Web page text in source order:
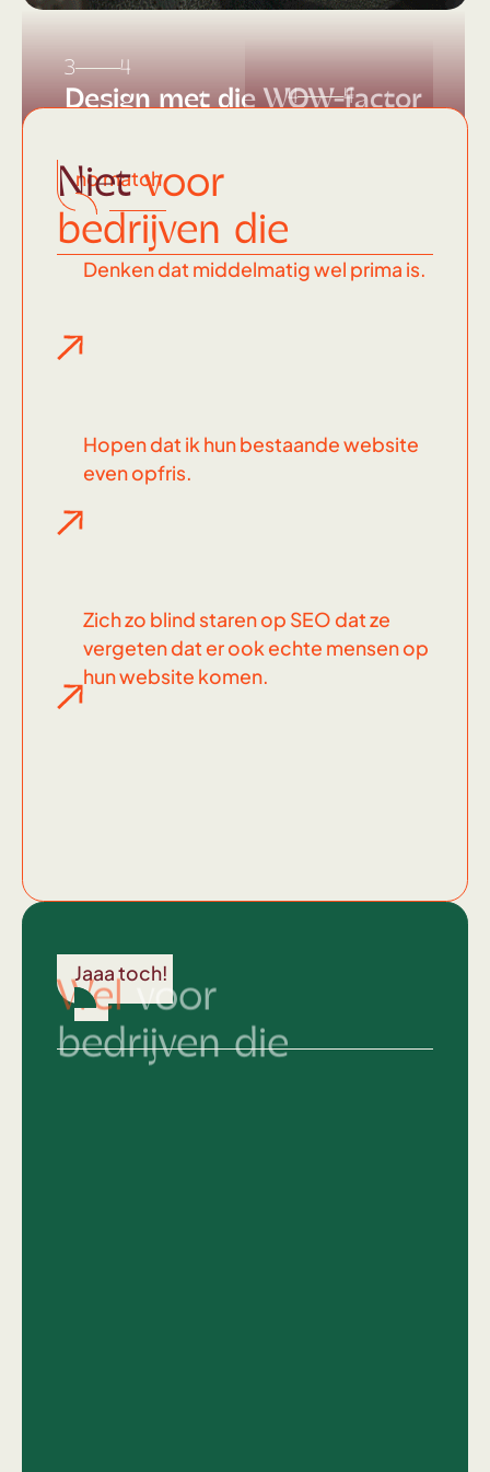
3 4
Design met die WOW-factor
4 4
no match
Nietvoor
bedrijven die
Denken dat middelmatig wel prima is.
Hopen dat ik hun bestaande website
even opfris.
Zich zo blind staren op SEO dat ze
vergeten dat er ook echte mensen op
hun website komen.
Jaaa toch!
Welvoor
bedrijven die
Hun merkidentiteit al keihard op orde